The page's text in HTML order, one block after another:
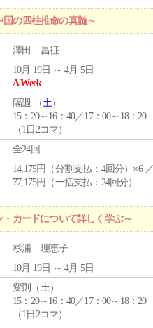
の四柱推命の真髄～
澤田 昌征
10月 19日 ～ 4月 5日
A Week
隔週 （土）
15：20～16：40／17：00～18：20
（1日2コマ）
全24回
14,175円（分割支払：4回分）×6
77,175円（一括支払：24回分）
カードについて詳しく学ぶ～
杉浦 理恵子
10月 19日 ～ 4月 5日
変則（土）
15：20～16：40／17：00～18：20
（1日2コマ）